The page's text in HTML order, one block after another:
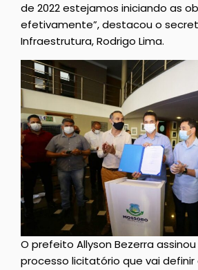
de 2022 estejamos iniciando as
efetivamente”, destacou o
Infraestrutura, Rodrigo Lima.
O prefeito Allyson Bezerra
processo licitatório que vai